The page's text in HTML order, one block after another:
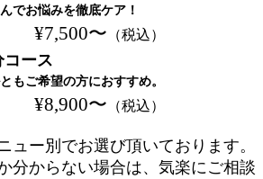
でお悩みを徹底ケア！
¥7,500〜 （税込）
コース
もご希望の方におすすめ。
¥8,900〜 （税込）
ュー別でお選び頂いております。
分からない場合は、気楽にご相談